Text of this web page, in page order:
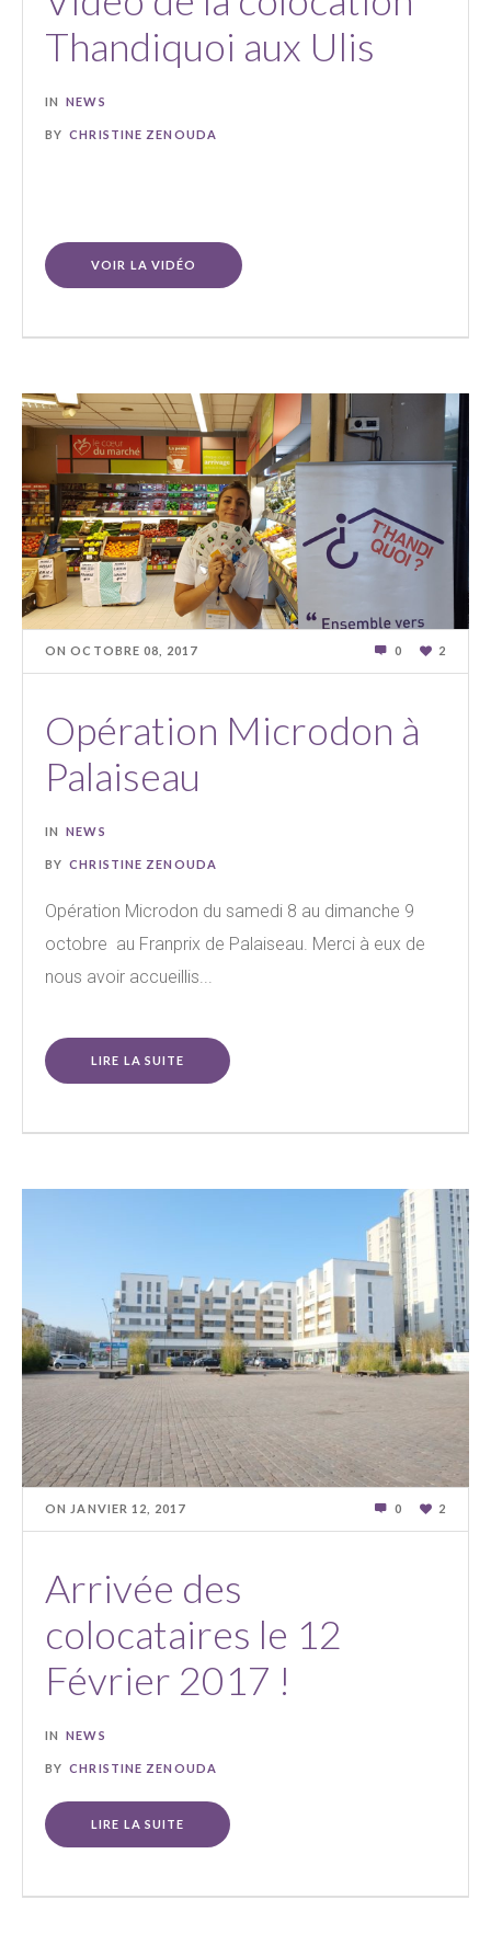
Thandiquoi aux Ulis
IN NEWS
BY CHRISTINE ZENOUDA
VOIR LA VIDÉO
ONOCTOBRE 08 2017 0 2
Opération Microdon à
Palaiseau
IN NEWS
BY CHRISTINE ZENOUDA
Opération Microdon du samedi 8 au dimanche 9
octobre au Franprix de Palaiseau. Merci à eux de
nous avoir accueillis...
LIRE LA SUITE
ON JANVIER 12 2017 0 2
Arrivée des
colocataires le 12
Février 2017 !
IN NEWS
BY CHRISTINE ZENOUDA
LIRE LA SUITE